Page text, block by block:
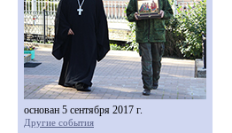
основан 5 сентября 2017 г.
Другие события